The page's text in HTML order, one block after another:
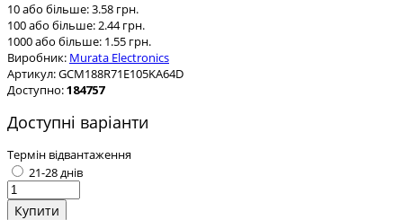
10 або більше: 3.58 грн.
100 або більше: 2.44 грн.
1000 або більше: 1.55 грн.
Виробник: Murata Electronics
Артикул:GCM188R71E105KA64D
Доступно:184757
Доступні варіанти
Термін відвантаження
21-28 днів